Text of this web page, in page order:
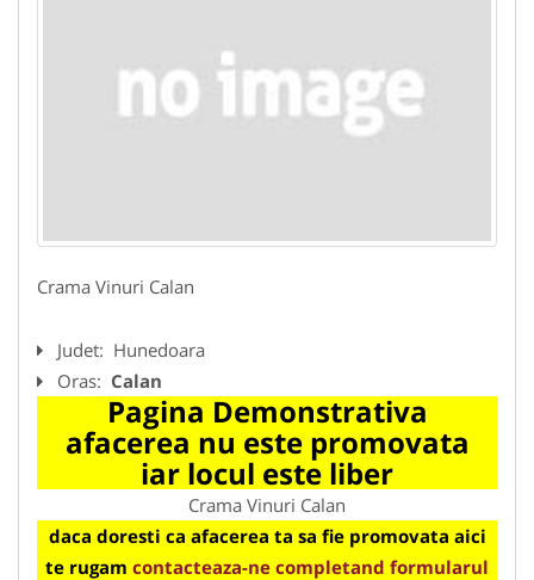
Crama Vinuri Calan
Judet: Hunedoara
Oras: Calan
Pagina Demonstrativa
afacerea nu este promovata
iar locul este liber
Crama Vinuri Calan
daca doresti ca afacerea ta sa fie promovata aici
te rugam contacteaza-ne completand formularul